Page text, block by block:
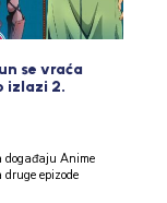
se vraća
izlazi 2.
događaju Anime
epizode